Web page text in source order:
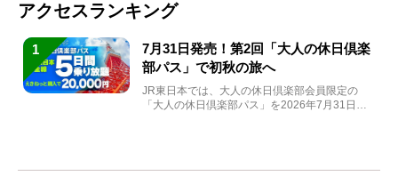
アクセスランキング
1
7月31日発売！第2回「大人の休日倶楽
部パス」で初秋の旅へ
JR東日本では、大人の休日倶楽部会員限定の
「大人の休日倶楽部パス」を2026年7月31日